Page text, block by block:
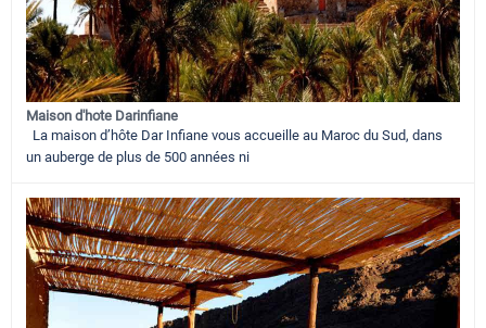
Maison d'hote Darinfiane
La maison d’hôte Dar Infiane vous accueille au Maroc du Sud, dans
un auberge de plus de 500 années ni